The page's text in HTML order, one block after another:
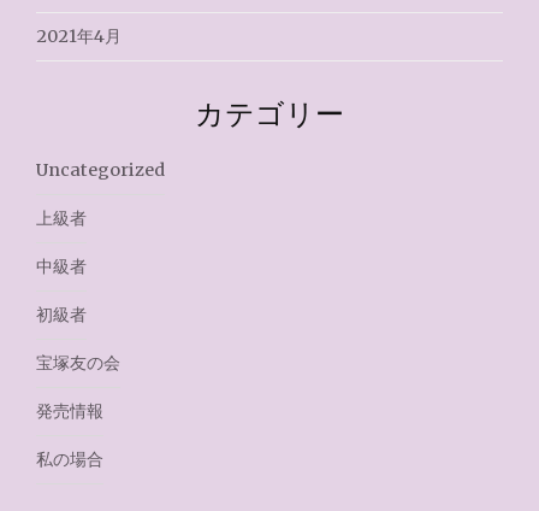
2021年4月
カテゴリー
Uncategorized
上級者
中級者
初級者
宝塚友の会
発売情報
私の場合